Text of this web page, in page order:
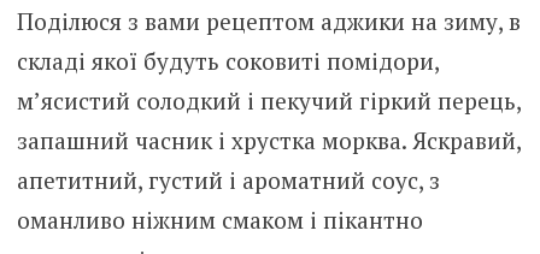
Поділюся з вами рецептом аджики на зиму, в
складі якої будуть соковиті помідори,
м’ясистий солодкий і пекучий гіркий перець,
запашний часник і хрустка морква. Яскравий,
апетитний, густий і ароматний соус, з
оманливо ніжним смаком і пікантно